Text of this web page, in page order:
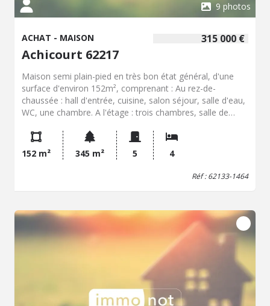
9 photos
315 000 €
ACHAT - MAISON
Achicourt 62217
Maison semi plain-pied en très bon état général, d'une
surface d'environ 152m², comprenant : Au rez-de-
chaussée : hall d'entrée, cuisine, salon séjour, salle d'eau,
WC, une chambre. A l'étage : trois chambres, salle de
tout bâti sur un terrain de 345 m².
152 m²
345 m² 5 4
Réf : 62133-1464